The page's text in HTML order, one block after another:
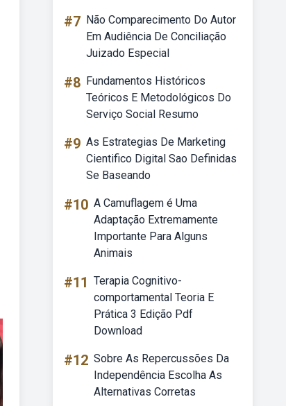
#7 Não Comparecimento Do Autor
Em Audiência De Conciliação
Juizado Especial
#8 Fundamentos Históricos
Teóricos E Metodológicos Do
Serviço Social Resumo
#9 As Estrategias De Marketing
Cientifico Digital Sao Definidas
Se Baseando
#10 A Camuflagem é Uma
Adaptação Extremamente
Importante Para Alguns
Animais
#11 Terapia Cognitivo-
comportamental Teoria E
Prática 3 Edição Pdf
Download
#12 Sobre As Repercussões Da
Independência Escolha As
Alternativas Corretas